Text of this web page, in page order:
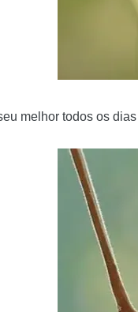
melhor todos os